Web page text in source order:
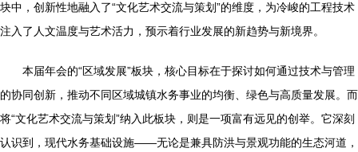
块中，创新性地融入了“文化艺术交流与策划”的维度，为冷峻的工程技术
注入了人文温度与艺术活力，预示着行业发展的新趋势与新境界。
本届年会的“区域发展”板块，核心目标在于探讨如何通过技术与管理
的协同创新，推动不同区域城镇水务事业的均衡、绿色与高质量发展。而
将“文化艺术交流与策划”纳入此板块，则是一项富有远见的创举。它深刻
认识到，现代水务基础设施——无论是兼具防洪与景观功能的生态河道，